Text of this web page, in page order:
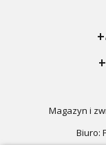
Magazyn i
Biuro: